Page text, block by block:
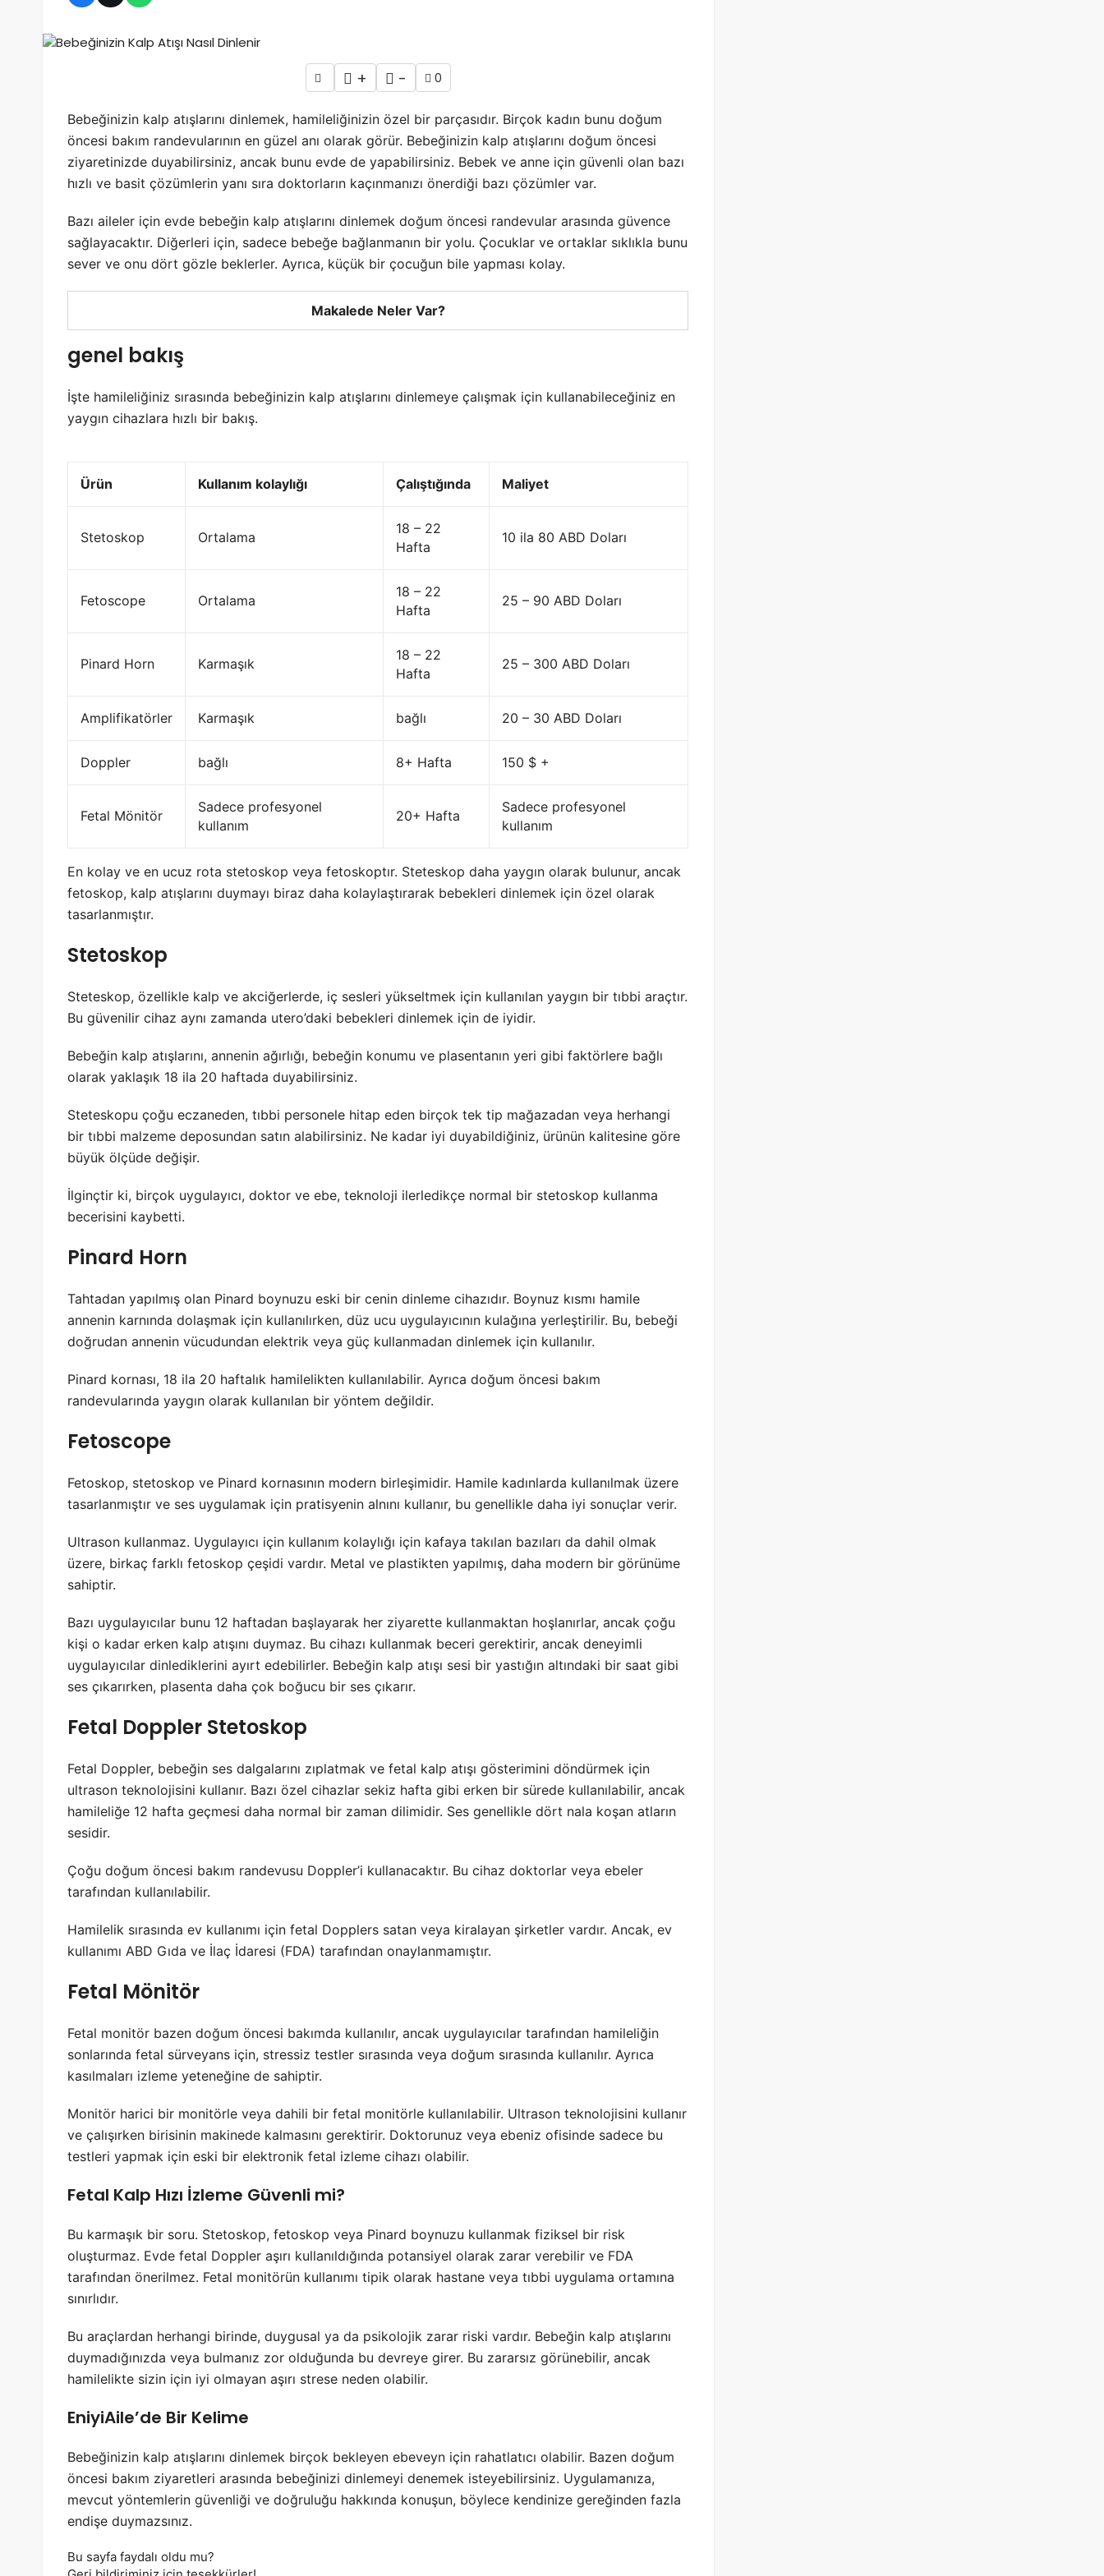
+ - 0
Bebeğinizin kalp atışlarını dinlemek, hamileliğinizin özel bir parçasıdır. Birçok kadın bunu doğum
öncesi bakım randevularının en güzel anı olarak görür. Bebeğinizin kalp atışlarını doğum öncesi
ziyaretinizde duyabilirsiniz, ancak bunu evde de yapabilirsiniz. Bebek ve anne için güvenli olan bazı
hızlı ve basit çözümlerin yanı sıra doktorların kaçınmanızı önerdiği bazı çözümler var.
Bazı aileler için evde bebeğin kalp atışlarını dinlemek doğum öncesi randevular arasında güvence
sağlayacaktır. Diğerleri için, sadece bebeğe bağlanmanın bir yolu. Çocuklar ve ortaklar sıklıkla bunu
sever ve onu dört gözle beklerler. Ayrıca, küçük bir çocuğun bile yapması kolay.
Makalede Neler Var?
genel bakış
İşte hamileliğiniz sırasında bebeğinizin kalp atışlarını dinlemeye çalışmak için kullanabileceğiniz en
yaygın cihazlara hızlı bir bakış.
Ürün Kullanım kolaylığı Çalıştığında Maliyet
Stetoskop Ortalama
18 – 22
Hafta
10 ila 80 ABD Doları
Fetoscope Ortalama
18 – 22
Hafta
25 – 90 ABD Doları
Pinard Horn Karmaşık
18 – 22
Hafta
25 – 300 ABD Doları
Amplifikatörler Karmaşık bağlı 20 – 30 ABD Doları
Doppler bağlı 8+ Hafta 150 $ +
Fetal Mönitör
Sadece profesyonel
kullanım
20+ Hafta
Sadece profesyonel
kullanım
En kolay ve en ucuz rota stetoskop veya fetoskoptır. Steteskop daha yaygın olarak bulunur, ancak
fetoskop, kalp atışlarını duymayı biraz daha kolaylaştırarak bebekleri dinlemek için özel olarak
tasarlanmıştır.
Stetoskop
Steteskop, özellikle kalp ve akciğerlerde, iç sesleri yükseltmek için kullanılan yaygın bir tıbbi araçtır.
Bu güvenilir cihaz aynı zamanda utero’daki bebekleri dinlemek için de iyidir.
Bebeğin kalp atışlarını, annenin ağırlığı, bebeğin konumu ve plasentanın yeri gibi faktörlere bağlı
olarak yaklaşık 18 ila 20 haftada duyabilirsiniz.
Steteskopu çoğu eczaneden, tıbbi personele hitap eden birçok tek tip mağazadan veya herhangi
bir tıbbi malzeme deposundan satın alabilirsiniz. Ne kadar iyi duyabildiğiniz, ürünün kalitesine göre
büyük ölçüde değişir.
İlginçtir ki, birçok uygulayıcı, doktor ve ebe, teknoloji ilerledikçe normal bir stetoskop kullanma
becerisini kaybetti.
Pinard Horn
Tahtadan yapılmış olan Pinard boynuzu eski bir cenin dinleme cihazıdır. Boynuz kısmı hamile
annenin karnında dolaşmak için kullanılırken, düz ucu uygulayıcının kulağına yerleştirilir. Bu, bebeği
doğrudan annenin vücudundan elektrik veya güç kullanmadan dinlemek için kullanılır.
Pinard kornası, 18 ila 20 haftalık hamilelikten kullanılabilir. Ayrıca doğum öncesi bakım
randevularında yaygın olarak kullanılan bir yöntem değildir.
Fetoscope
Fetoskop, stetoskop ve Pinard kornasının modern birleşimidir. Hamile kadınlarda kullanılmak üzere
tasarlanmıştır ve ses uygulamak için pratisyenin alnını kullanır, bu genellikle daha iyi sonuçlar verir.
Ultrason kullanmaz. Uygulayıcı için kullanım kolaylığı için kafaya takılan bazıları da dahil olmak
üzere, birkaç farklı fetoskop çeşidi vardır. Metal ve plastikten yapılmış, daha modern bir görünüme
sahiptir.
Bazı uygulayıcılar bunu 12 haftadan başlayarak her ziyarette kullanmaktan hoşlanırlar, ancak çoğu
kişi o kadar erken kalp atışını duymaz. Bu cihazı kullanmak beceri gerektirir, ancak deneyimli
uygulayıcılar dinlediklerini ayırt edebilirler. Bebeğin kalp atışı sesi bir yastığın altındaki bir saat gibi
ses çıkarırken, plasenta daha çok boğucu bir ses çıkarır.
Fetal Doppler Stetoskop
Fetal Doppler, bebeğin ses dalgalarını zıplatmak ve fetal kalp atışı gösterimini döndürmek için
ultrason teknolojisini kullanır. Bazı özel cihazlar sekiz hafta gibi erken bir sürede kullanılabilir, ancak
hamileliğe 12 hafta geçmesi daha normal bir zaman dilimidir. Ses genellikle dört nala koşan atların
sesidir.
Çoğu doğum öncesi bakım randevusu Doppler’i kullanacaktır. Bu cihaz doktorlar veya ebeler
tarafından kullanılabilir.
Hamilelik sırasında ev kullanımı için fetal Dopplers satan veya kiralayan şirketler vardır. Ancak, ev
kullanımı ABD Gıda ve İlaç İdaresi (FDA) tarafından onaylanmamıştır.
Fetal Mönitör
Fetal monitör bazen doğum öncesi bakımda kullanılır, ancak uygulayıcılar tarafından hamileliğin
sonlarında fetal sürveyans için, stressiz testler sırasında veya doğum sırasında kullanılır. Ayrıca
kasılmaları izleme yeteneğine de sahiptir.
Monitör harici bir monitörle veya dahili bir fetal monitörle kullanılabilir. Ultrason teknolojisini kullanır
ve çalışırken birisinin makinede kalmasını gerektirir. Doktorunuz veya ebeniz ofisinde sadece bu
testleri yapmak için eski bir elektronik fetal izleme cihazı olabilir.
Fetal Kalp Hızı İzleme Güvenli mi?
Bu karmaşık bir soru. Stetoskop, fetoskop veya Pinard boynuzu kullanmak fiziksel bir risk
oluşturmaz. Evde fetal Doppler aşırı kullanıldığında potansiyel olarak zarar verebilir ve FDA
tarafından önerilmez. Fetal monitörün kullanımı tipik olarak hastane veya tıbbi uygulama ortamına
sınırlıdır.
Bu araçlardan herhangi birinde, duygusal ya da psikolojik zarar riski vardır. Bebeğin kalp atışlarını
duymadığınızda veya bulmanız zor olduğunda bu devreye girer. Bu zararsız görünebilir, ancak
hamilelikte sizin için iyi olmayan aşırı strese neden olabilir.
EniyiAile’de Bir Kelime
Bebeğinizin kalp atışlarını dinlemek birçok bekleyen ebeveyn için rahatlatıcı olabilir. Bazen doğum
öncesi bakım ziyaretleri arasında bebeğinizi dinlemeyi denemek isteyebilirsiniz. Uygulamanıza,
mevcut yöntemlerin güvenliği ve doğruluğu hakkında konuşun, böylece kendinize gereğinden fazla
endişe duymazsınız.
Bu sayfa faydalı oldu mu?